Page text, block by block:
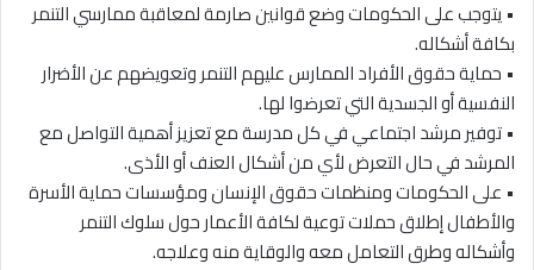
• يتوجب على الحكومات وضع قوانين صارمة لمعاقبة ممارسي التنمر
بكافة أشكاله.
• حماية حقوق الأفراد الممارس عليهم التنمر وتعويضهم عن الأضرار
النفسية أو الجسدية التي تعرضوا لها.
• توفير مرشد اجتماعي في كل مدرسة مع تعزيز أهمية التواصل مع
المرشد في حال التعرض لأي من أشكال العنف أو الأذى.
• على الحكومات ومنظمات حقوق الإنسان ومؤسسات حماية الأسرة
والأطفال إطلاق حملات توعية لكافة الأعمار حول سلوك التنمر
وأشكاله وطرق التعامل معه والوقاية منه وعلاجه.